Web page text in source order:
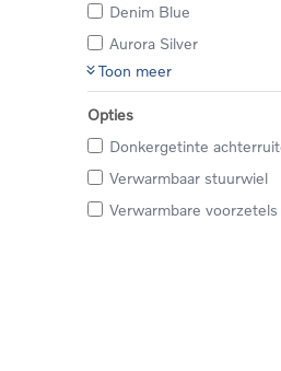
Denim Blue
Aurora Silver
Toon meer
Opties
Donkergetinte
Verwarmbaar stuurwiel
Verwarmbare voorzetels